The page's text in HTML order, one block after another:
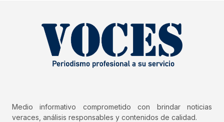
Medio informativo comprometido con brindar noticias
veraces, análisis responsables y contenidos de calidad.